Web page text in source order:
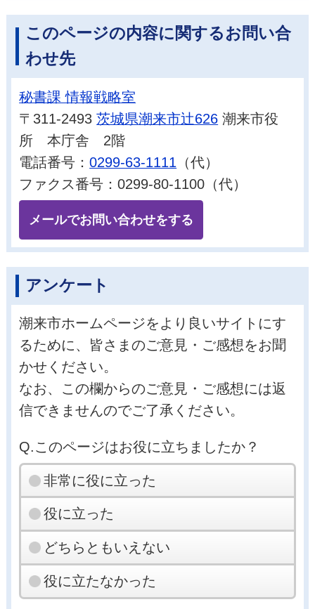
このページの内容に関するお問い合
わせ先
秘書課 情報戦略室
〒311-2493茨城県潮来市辻626 潮来市役
所 本庁舎 2階
電話番号：0299-63-1111 （代）
ファクス番号：0299-80-1100（代）
メールでお問い合わせをする
アンケート
潮来市ホームページをより良いサイトにす
るために、皆さまのご意見・ご感想をお聞
かせください。
なお、この欄からのご意見・ご感想には返
信できませんのでご了承ください。
Q.このページはお役に立ちましたか？
非常に役に立った
役に立った
どちらともいえない
役に立たなかった